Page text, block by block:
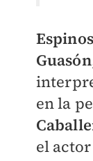
Guasón
en la
el